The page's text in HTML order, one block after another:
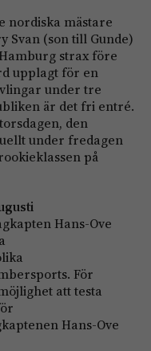
nordiska mästare
Svan (son till Gunde)
strax före
upplagt för en
under tre
är det fri entré.
den
under fredagen
på
Hans-Ove
För
att testa
Hans-Ove